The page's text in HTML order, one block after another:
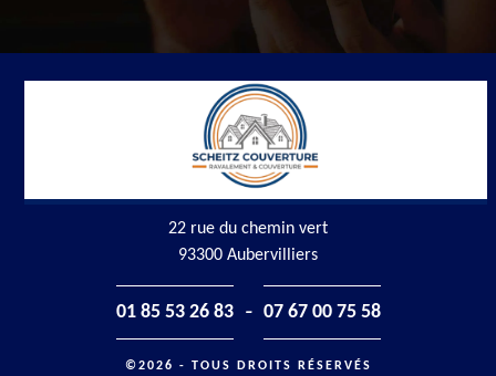
22 rue du chemin vert
93300 Aubervilliers
01 85 53 26 83 - 07 67 00 75 58
©2026 - TOUS DROITS RÉSERVÉS